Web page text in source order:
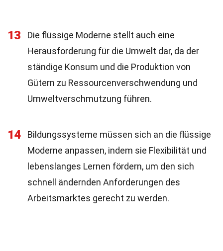
13
Die flüssige Moderne stellt auch eine
Herausforderung für die Umwelt dar, da der
ständige Konsum und die Produktion von
Gütern zu Ressourcenverschwendung und
Umweltverschmutzung führen.
14
Bildungssysteme müssen sich an die flüssige
Moderne anpassen, indem sie Flexibilität und
lebenslanges Lernen fördern, um den sich
schnell ändernden Anforderungen des
Arbeitsmarktes gerecht zu werden.